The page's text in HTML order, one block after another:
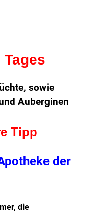
sowie
Auberginen
Tipp
der
die